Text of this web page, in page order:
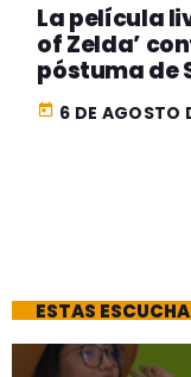
La película
of Zelda’
póstuma de
today 6 DE AGOSTO
ESTAS